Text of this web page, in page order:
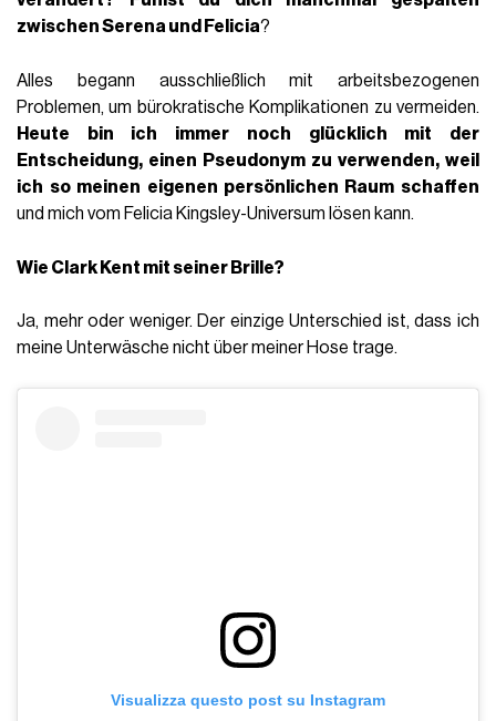
zwischen Serena und Felicia?
Alles begann ausschließlich mit arbeitsbezogenen
Problemen, um bürokratische Komplikationen zu vermeiden.
Heute bin ich immer noch glücklich mit der
Entscheidung, einen Pseudonym zu verwenden, weil
ich so meinen eigenen persönlichen Raum schaffen
und mich vom Felicia Kingsley-Universum lösen kann.
Wie Clark Kent mit seiner Brille?
Ja, mehr oder weniger. Der einzige Unterschied ist, dass ich
meine Unterwäsche nicht über meiner Hose trage.
Visualizza questo post su Instagram